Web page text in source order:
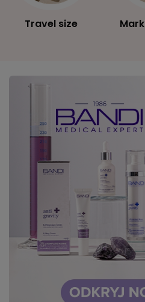
Travel size